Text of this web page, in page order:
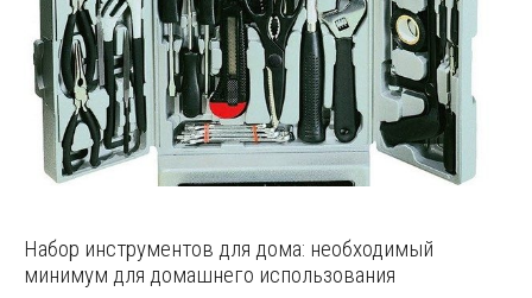
Набор инструментов для дома: необходимый
минимум для домашнего использования